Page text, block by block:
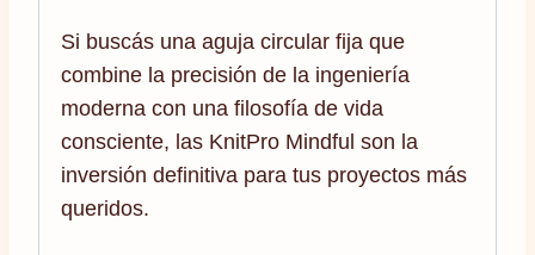
Si buscás una aguja circular fija que
combine la precisión de la ingeniería
moderna con una filosofía de vida
consciente, las KnitPro Mindful son la
inversión definitiva para tus proyectos más
queridos.